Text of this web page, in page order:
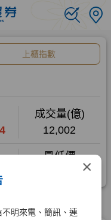
×
明來電、簡訊、連